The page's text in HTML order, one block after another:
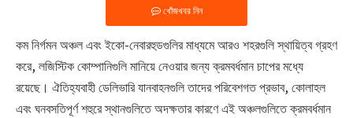
খোঁজখবর নিন
কম নির্গমন অঞ্চল এবং ইকো-নেবারহুডগুলির মাধ্যমে আরও শহরগুলি স্থায়িত্ব গ্রহণ
করে, লজিস্টিক কোম্পানিগুলি মানিয়ে নেওয়ার জন্য ক্রমবর্ধমান চাপের মধ্যে
রয়েছে। ঐতিহ্যবাহী ডেলিভারি যানবাহনগুলি তাদের পরিবেশগত প্রভাব, কোলাহল
এবং ঘনবসতিপূর্ণ শহুরে স্থানগুলিতে অদক্ষতার কারণে এই অঞ্চলগুলিতে ক্রমবর্ধমান